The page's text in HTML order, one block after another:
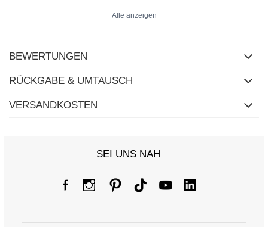
Alle anzeigen
BEWERTUNGEN
RÜCKGABE & UMTAUSCH
VERSANDKOSTEN
SEI UNS NAH